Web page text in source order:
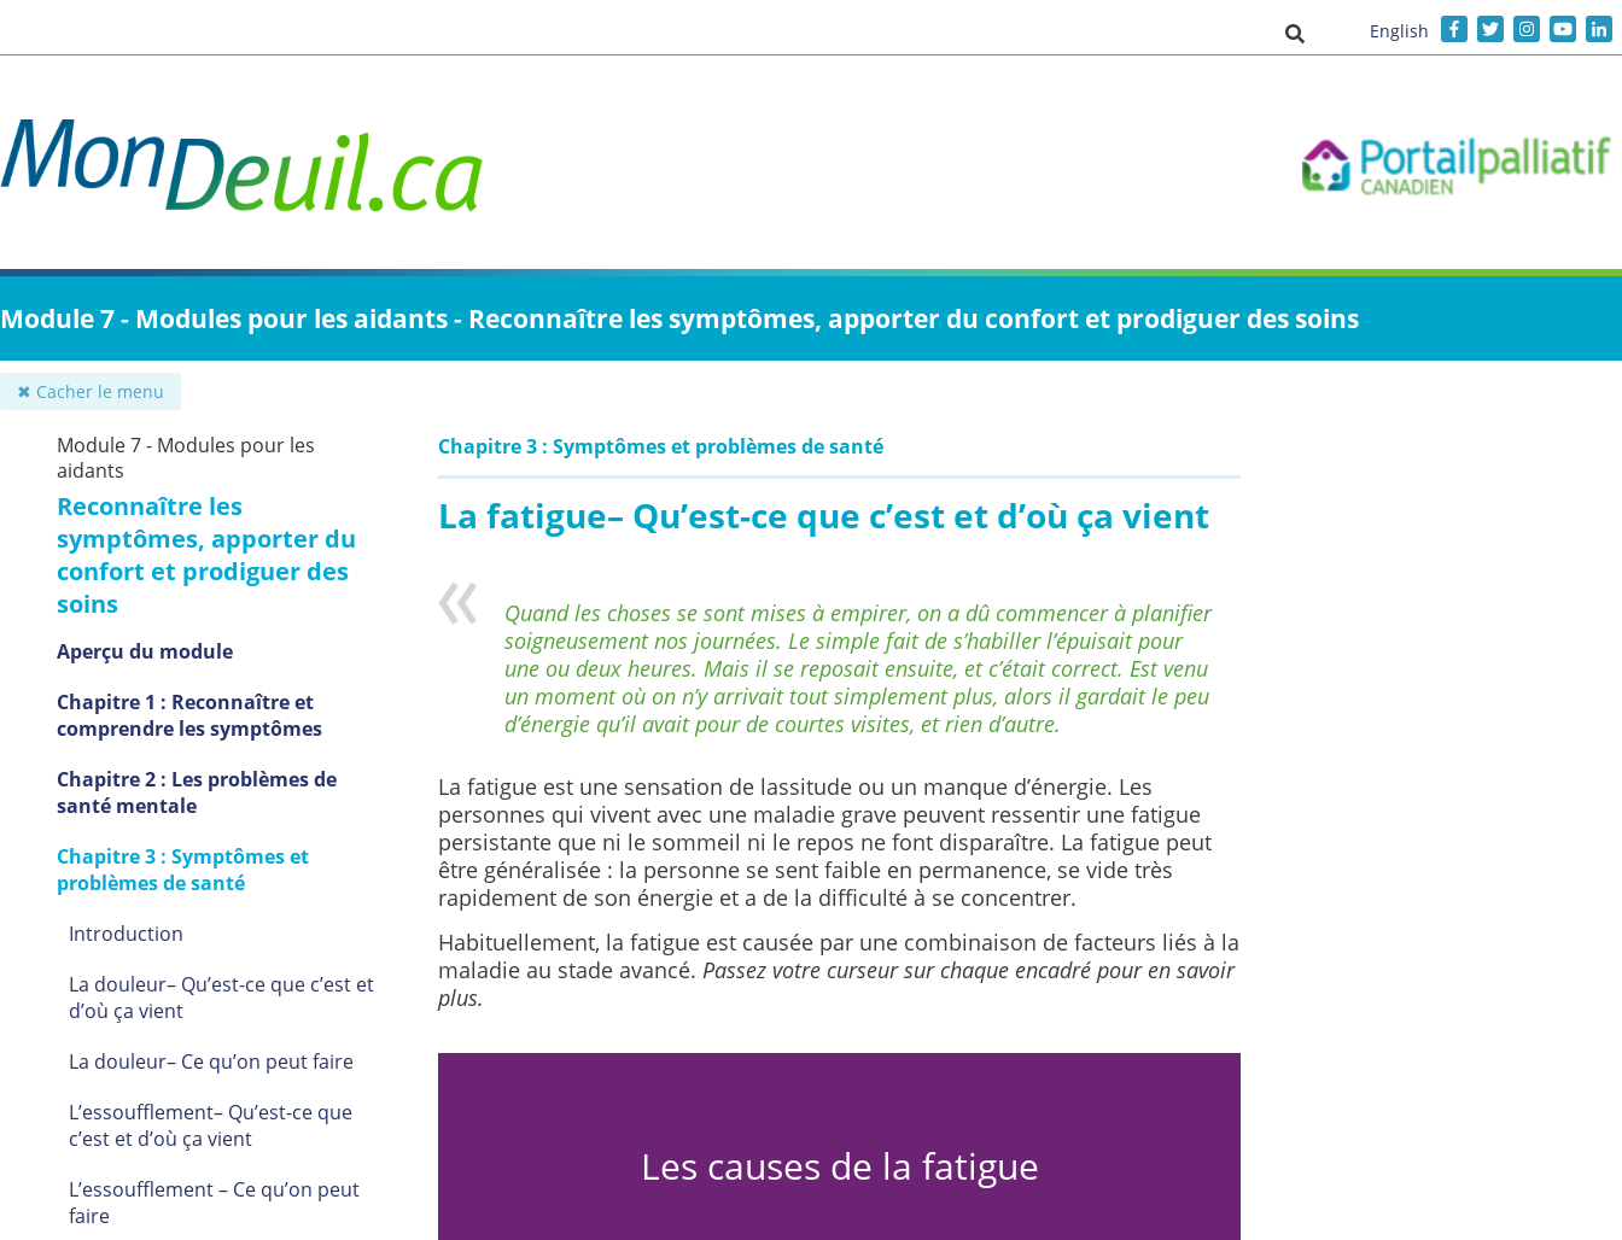
contenu
Activer/désactiver la saisie de
English
Module 7 - Modules pour les aidants - Reconnaître les symptômes, apporter du confort et prodiguer des soins
✖ Cacher le menu
Module 7 - Modules pour les
aidants
Reconnaître les
symptômes, apporter du
confort et prodiguer des
soins
Aperçu du module
Chapitre 1 : Reconnaître et
comprendre les symptômes
Chapitre 2 : Les problèmes de
santé mentale
Chapitre 3 : Symptômes et
problèmes de santé
Introduction
La douleur– Qu’est-ce que c’est et
d’où ça vient
La douleur– Ce qu’on peut faire
L’essoufflement– Qu’est-ce que
c’est et d’où ça vient
L’essoufflement – Ce qu’on peut
faire
Chapitre 3 : Symptômes et problèmes de santé
La fatigue– Qu’est-ce que c’est et d’où ça vient
Quand les choses se sont mises à empirer, on a dû commencer à planifier
soigneusement nos journées. Le simple fait de s’habiller l’épuisait pour
une ou deux heures. Mais il se reposait ensuite, et c’était correct. Est venu
un moment où on n’y arrivait tout simplement plus, alors il gardait le peu
d’énergie qu’il avait pour de courtes visites, et rien d’autre.
La fatigue est une sensation de lassitude ou un manque d’énergie. Les
personnes qui vivent avec une maladie grave peuvent ressentir une fatigue
persistante que ni le sommeil ni le repos ne font disparaître. La fatigue peut
être généralisée : la personne se sent faible en permanence, se vide très
rapidement de son énergie et a de la difficulté à se concentrer.
Habituellement, la fatigue est causée par une combinaison de facteurs liés à la
maladie au stade avancé. Passez votre curseur sur chaque encadré pour en savoir
plus.
Les causes de la fatigue
du sommeil – Inquiétudes –
Dépression